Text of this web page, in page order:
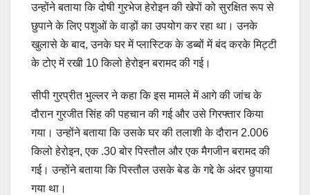
उन्होंने बताया कि दोषी गुरभेज हेरोइन की खेपों को सुरक्षित रूप से
छुपाने के लिए पशुओं के वाड़ों का उपयोग कर रहा था। उनके
खुलासे के बाद, उनके घर में प्लास्टिक के डब्बों में बंद करके मिट्टी
के टोए में रखी 10 किलो हेरोइन बरामद की गई।
सीपी गुरप्रीत भुल्लर ने कहा कि इस मामले में आगे की जांच के
दौरान गुरजीत सिंह की पहचान की गई और उसे गिरफ्तार किया
गया। उन्होंने बताया कि उसके घर की तलाशी के दौरान 2.006
किलो हेरोइन, एक .30 बोर पिस्तौल और एक मैगजीन बरामद की
गई। उन्होंने बताया कि पिस्तौल उसके बेड के गद्दे के अंदर छुपाया
गया था।